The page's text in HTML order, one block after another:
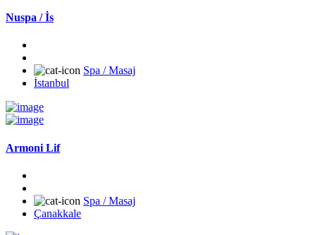
Nuspa / İs
Spa / Masaj
İstanbul
Armoni Lif
Spa / Masaj
Çanakkale